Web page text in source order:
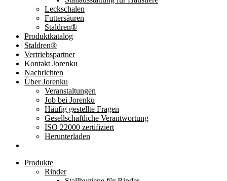
Leckschalen
Futtersäuren
Staldren®
Produktkatalog
Staldren®
Vertriebspartner
Kontakt Jorenku
Nachrichten
Über Jorenku
Veranstaltungen
Job bei Jorenku
Häufig gestellte Fragen
Gesellschaftliche Verantwortung
ISO 22000 zertifiziert
Herunterladen
Produkte
Rinder